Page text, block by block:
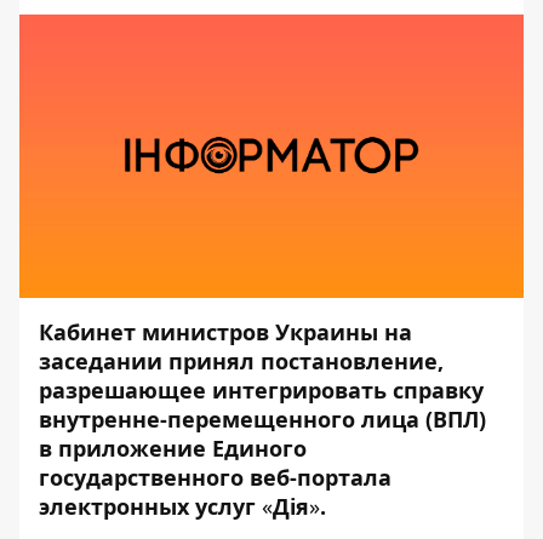
Кабинет министров Украины на
заседании принял постановление,
разрешающее интегрировать справку
внутренне-перемещенного лица (ВПЛ)
в приложение Единого
государственного веб-портала
электронных услуг «Дія».